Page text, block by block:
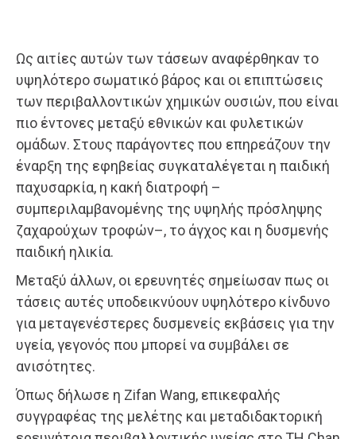
Ως αιτίες αυτών των τάσεων αναφέρθηκαν το
υψηλότερο σωματικό βάρος και οι επιπτώσεις
των περιβαλλοντικών χημικών ουσιών, που είναι
πιο έντονες μεταξύ εθνικών και φυλετικών
ομάδων. Στους παράγοντες που επηρεάζουν την
έναρξη της εφηβείας συγκαταλέγεται η παιδική
παχυσαρκία, η κακή διατροφή –
συμπεριλαμβανομένης της υψηλής πρόσληψης
ζαχαρούχων τροφών–, το άγχος και η δυσμενής
παιδική ηλικία.
Μεταξύ άλλων, οι ερευνητές σημείωσαν πως οι
τάσεις αυτές υποδεικνύουν υψηλότερο κίνδυνο
για μεταγενέστερες δυσμενείς εκβάσεις για την
υγεία, γεγονός που μπορεί να συμβάλει σε
ανισότητες.
Όπως δήλωσε η Zifan Wang, επικεφαλής
συγγραφέας της μελέτης και μεταδιδακτορική